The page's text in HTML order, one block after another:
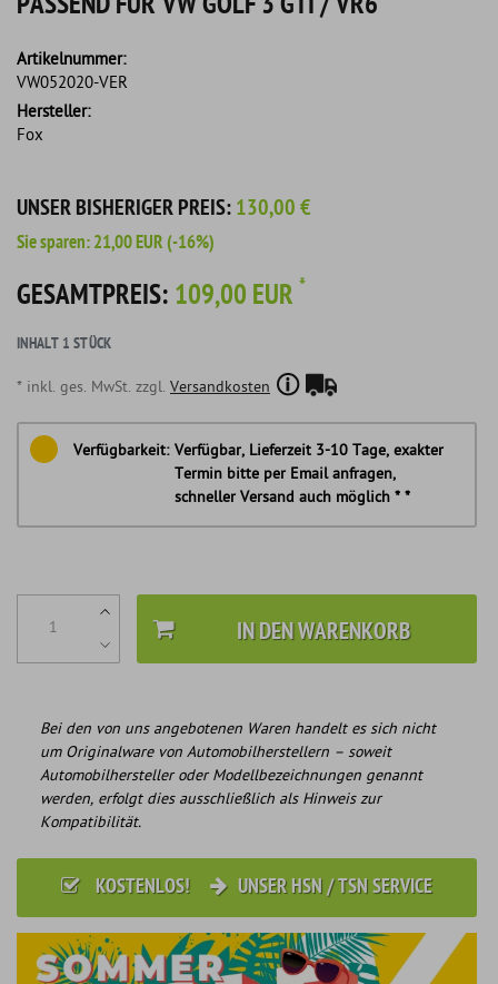
Artikelnummer:
VW052020-VER
Hersteller:
Fox
UNSER BISHERIGER PREIS:130,00 €
Sie sparen:21,00 EUR(-16%)
GESAMTPREIS: 109,00 EUR *
INHALT 1STÜCK
* inkl. ges. MwSt. zzgl. Versandkosten
Verfügbarkeit: Verfügbar, Lieferzeit 3-10 Tage, exakter
Termin bitte per Email anfragen,
schneller Versand auch möglich * *
IN DEN WARENKORB
Bei den von uns angebotenen Waren handelt es sich nicht
um Originalware von Automobilherstellern – soweit
Automobilhersteller oder Modellbezeichnungen genannt
werden, erfolgt dies ausschließlich als Hinweis zur
Kompatibilität.
KOSTENLOS! UNSER HSN / TSN SERVICE